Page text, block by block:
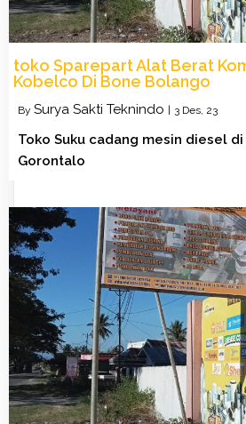
toko Sparepart Alat Berat
Kobelco Di Bone Bolango
By Surya Sakti Teknindo | 3 Des, 23
Toko Suku cadang mesin diesel
Gorontalo